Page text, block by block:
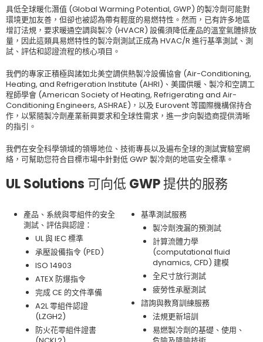
具低全球暖化潛值 (Global Warming Potential, GWP) 的製冷劑可能對
環境更加友善，但卻也被認為帶有輕度的易燃特性。然而，已有許多地區
增訂法規，要求暖通空調與製冷 (HVACR) 設備須降低產品的溫室氣體排放
量，因此這類具易燃特性的製冷劑測試正成為 HVAC/R 進行基準測試、測
試、評估和認證流程的核心項目。
我們的專家正積極與諸如北美空調供熱製冷設備協會 (Air-Conditioning,
Heating, and Refrigeration Institute (AHRI)、美國供暖、製冷和空調工
程師學會 (American Society of Heating, Refrigerating and Air-
Conditioning Engineers, ASHRAE)，以及 Eurovent 等國際機構保持合
作，以緊隨製冷劑產業新興要求和全球性需求，進一步向製造商提供清晰
的指引。
我們在安全科學領域的領導地位、技術專長以及遍布全球的測試實驗室網
絡，可幫助您符合目標市場中針對低 GWP 製冷劑的地區安全標準。
UL Solutions 可向低 GWP 提供的服務
產品、系統與零組件的安全
測試、評估與認證：
UL 與 IEC 標準
承壓設備指令 (PED)
ISO 14903
ATEX 防爆指令
完成 CE 的文件準備
A2L 零組件認證
(LZGH2)
防火花零組件證書
基準測試服務
製冷劑洩漏的預測試
計算流體力學
(computational fluid
dynamics, CFD) 建模
全尺寸放行測試
疲勞性承壓測試
諮詢與教育訓練服務
法規更新培訓
易燃製冷劑的基礎、使用、